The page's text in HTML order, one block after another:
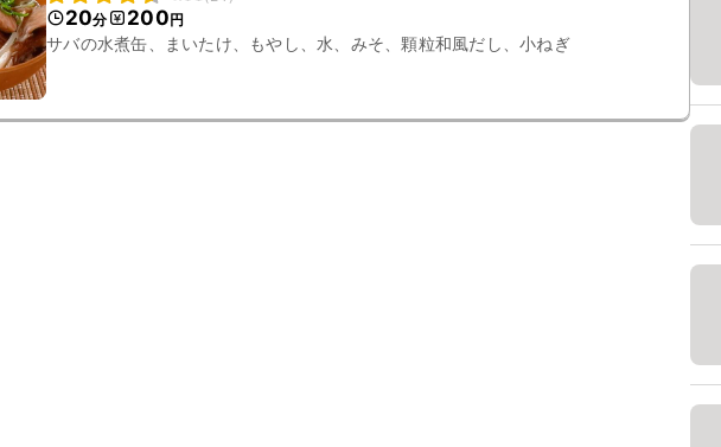
20分 200円
サバの水煮缶、まいたけ、もやし、水、みそ、顆粒和風だし、小ねぎ